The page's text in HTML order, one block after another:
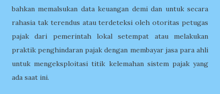
bahkan memalsukan data keuangan demi dan untuk secara
rahasia tak terendus atau terdeteksi oleh otoritas petugas
pajak dari pemerintah lokal setempat atau melakukan
praktik penghindaran pajak dengan membayar jasa para ahli
untuk mengeksploitasi titik kelemahan sistem pajak yang
ada saat ini.